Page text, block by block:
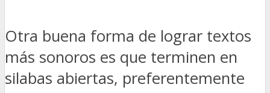
Otra buena forma de lograr textos
más sonoros es que terminen en
silabas abiertas, preferentemente